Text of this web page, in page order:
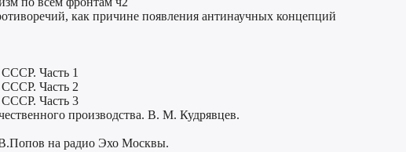
как причине появления антинаучных концепций
Часть 1
Часть 2
Часть 3
производства. В. М. Кудрявцев.
на радио Эхо Москвы.